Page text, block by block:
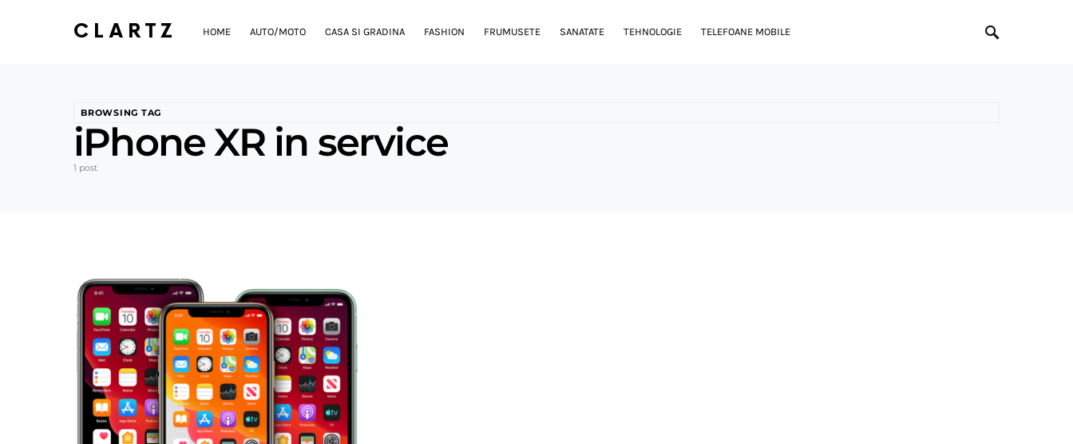
CLARTZ HOME AUTO/MOTO CASA SI GRADINA FASHION FRUMUSETE SANATATE TEHNOLOGIE TELEFOANE MOBILE
BROWSING TAG
iPhone XR in service
1 post